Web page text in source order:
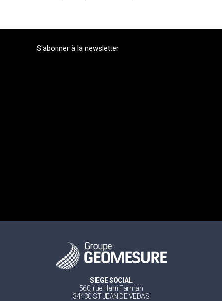
S'abonner à la newsletter
SIEGE SOCIAL
560, rue Henri Farman
34430 ST JEAN DE VEDAS